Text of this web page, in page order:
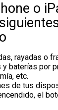
o
rayadas o
y baterías por
etc.
de tus
el